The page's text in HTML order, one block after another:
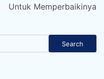
Untuk Memperbaikinya
Search